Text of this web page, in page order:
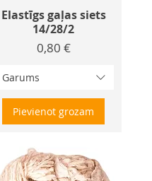
Elastīgs gaļas siets
14/28/2
Cena
0,80 €
Garums
Pievienot grozam